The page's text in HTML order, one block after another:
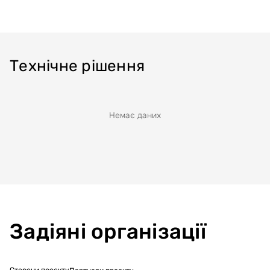
Технічне рішення
Немає даних
Задіяні організації